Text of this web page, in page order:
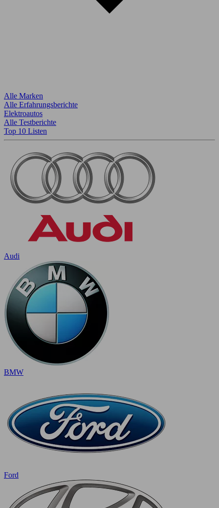
Alle Marken
Alle Erfahrungsberichte
Elektroautos
Alle Testberichte
Top 10 Listen
Audi
BMW
Ford